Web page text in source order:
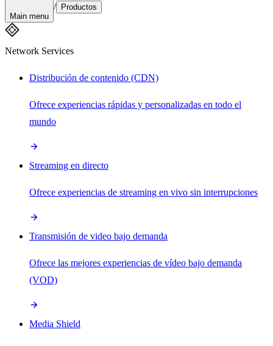
Main menu
/ Productos
Network Services
Distribución de contenido (CDN)
Ofrece experiencias rápidas y personalizadas en todo el
mundo
Streaming en directo
Ofrece experiencias de streaming en vivo sin interrupciones
Transmisión de video bajo demanda
Ofrece las mejores experiencias de vídeo bajo demanda
(VOD)
Media Shield